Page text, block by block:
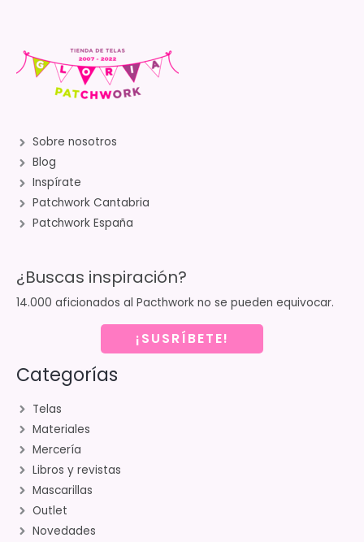
Sobre nosotros
Blog
Inspírate
Patchwork Cantabria
Patchwork España
¿Buscas inspiración?
14.000 aficionados al Pacthwork no se pueden equivocar.
¡SUSRÍBETE!
Categorías
Telas
Materiales
Mercería
Libros y revistas
Mascarillas
Outlet
Novedades